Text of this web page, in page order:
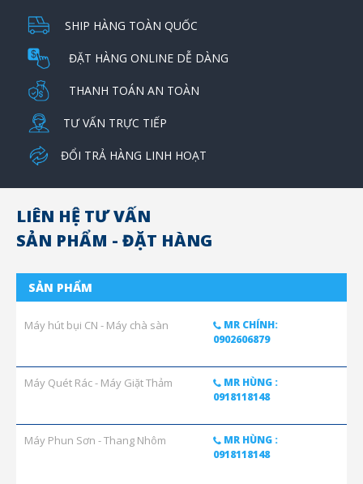
SHIP HÀNG TOÀN QUỐC
ĐẶT HÀNG ONLINE DỄ DÀNG
THANH TOÁN AN TOÀN
TƯ VẤN TRỰC TIẾP
ĐỔI TRẢ HÀNG LINH HOẠT
LIÊN HỆ TƯ VẤN
SẢN PHẨM - ĐẶT HÀNG
SẢN PHẨM
Máy hút bụi CN - Máy chà sàn
MR CHÍNH:
0902606879
Máy Quét Rác - Máy Giặt Thảm
MR HÙNG :
0918118148
Máy Phun Sơn - Thang Nhôm
MR HÙNG :
0918118148